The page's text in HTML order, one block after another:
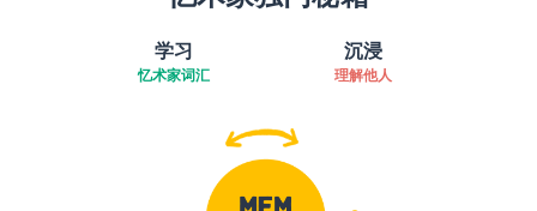
学习
忆术家词汇
沉浸
理解他人